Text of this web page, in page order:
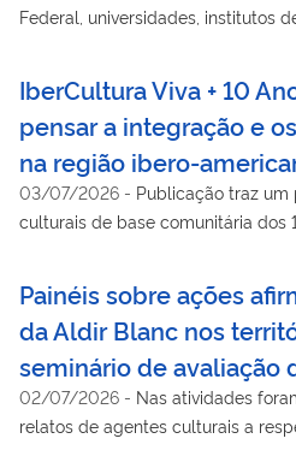
Federal, universidades, institutos
ao reconhecimento dos saberes
IberCultura Viva + 10
pensar a integração e
na região ibero-
03/07/2026 - Publicação traz
culturais de base comunitária dos
Painéis sobre ações
da Aldir Blanc nos
seminário de avaliação
02/07/2026 - Nas atividades
relatos de agentes culturais a